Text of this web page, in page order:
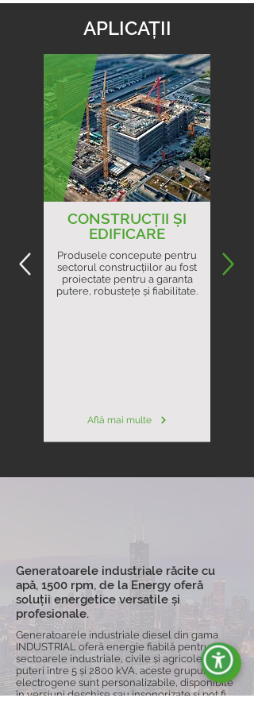
APLICAȚII
CONSTRUCȚII ȘI
EDIFICARE
Produsele concepute pentru
sectorul construcțiilor au fost
proiectate pentru a garanta
putere, robustețe și fiabilitate.
Află mai multe
Generatoarele industriale răcite cu
apă, 1500 rpm, de la Energy oferă
soluții energetice versatile și
profesionale.
Generatoarele industriale diesel din gama
INDUSTRIAL oferă energie fiabilă pentru
sectoarele industriale, civile și agricole. Cu
puteri între 5 și 2800 kVA, aceste grupuri
electrogene sunt personalizabile, disponibile
în versiuni deschise sau insonorizate și pot fi